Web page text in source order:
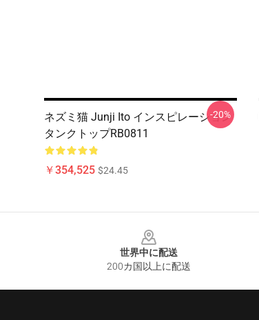
ネズミ猫 Junji Ito インスピレーション
タンクトップRB0811
￥354,525 $24.45
-20%
世界中に配送
200カ国以上に配送